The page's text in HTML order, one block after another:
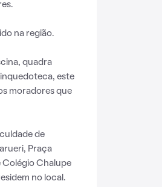
na região.
quadra
este
moradores que
de
Praça
Colégio Chalupe
no local.